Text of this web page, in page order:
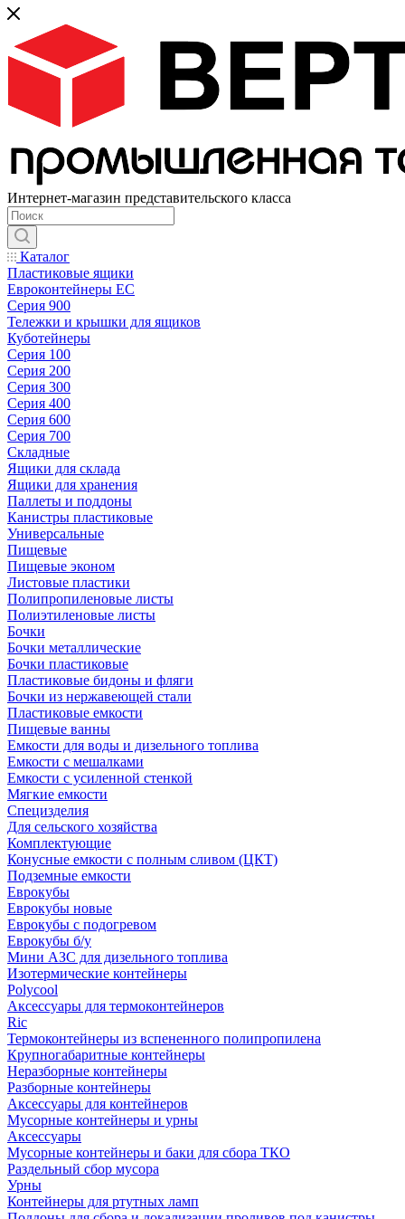
Интернет-магазин представительского класса
Каталог
Пластиковые ящики
Евроконтейнеры ЕС
Серия 900
Тележки и крышки для ящиков
Куботейнеры
Серия 100
Серия 200
Серия 300
Серия 400
Серия 600
Серия 700
Складные
Ящики для склада
Ящики для хранения
Паллеты и поддоны
Канистры пластиковые
Универсальные
Пищевые
Пищевые эконом
Листовые пластики
Полипропиленовые листы
Полиэтиленовые листы
Бочки
Бочки металлические
Бочки пластиковые
Пластиковые бидоны и фляги
Бочки из нержавеющей стали
Пластиковые емкости
Пищевые ванны
Емкости для воды и дизельного топлива
Емкости с мешалками
Емкости с усиленной стенкой
Мягкие емкости
Специзделия
Для сельского хозяйства
Комплектующие
Конусные емкости с полным сливом (ЦКТ)
Подземные емкости
Еврокубы
Еврокубы новые
Еврокубы с подогревом
Еврокубы б/у
Мини АЗС для дизельного топлива
Изотермические контейнеры
Polycool
Аксессуары для термоконтейнеров
Ric
Термоконтейнеры из вспененного полипропилена
Крупногабаритные контейнеры
Неразборные контейнеры
Разборные контейнеры
Аксессуары для контейнеров
Мусорные контейнеры и урны
Аксессуары
Мусорные контейнеры и баки для сбора ТКО
Раздельный сбор мусора
Урны
Контейнеры для ртутных ламп